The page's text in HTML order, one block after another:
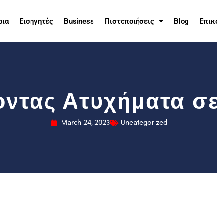
Εισηγητές Business Πιστοποιήσεις Blog
Ατυχήματα
March 24, 2023 Uncategorized